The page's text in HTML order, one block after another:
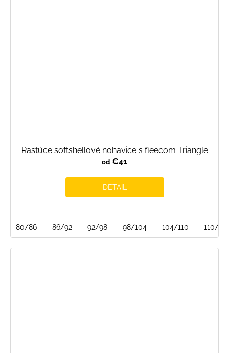
Rastúce softshellové nohavice s fleecom Triangle
od €41
DETAIL
80/86 86/92 92/98 98/104 104/110 110/116